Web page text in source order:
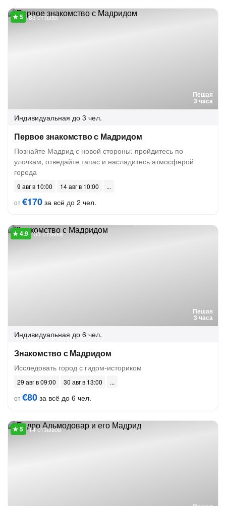
Пешая
3 часа
83 отзыва
Индивидуальная до 3 чел.
Первое знакомство с Мадридом
Познайте Мадрид с новой стороны: пройдитесь по
улочкам, отведайте тапас и насладитесь атмосферой
города
9 авг в 10:00
14 авг в 10:00
от€170 за всё до 2 чел.
Пешая
3 часа
33 отзыва
Индивидуальная до 6 чел.
Знакомство с Мадридом
Исследовать город с гидом-историком
29 авг в 09:00
30 авг в 13:00
от€80 за всё до 6 чел.
14 отзывов